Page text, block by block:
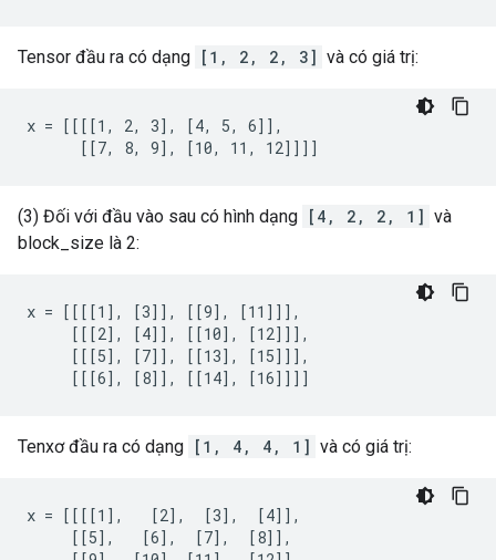
Tensor đầu ra có dạng [1, 2, 2, 3] và có giá trị:
x = [[[[1, 2, 3], [4, 5, 6]],
      [[7, 8, 9], [10, 11, 12]]]]
(3) Đối với đầu vào sau có hình dạng [4, 2, 2, 1] và
block_size là 2:
x = [[[[1], [3]], [[9], [11]]],
     [[[2], [4]], [[10], [12]]],
     [[[5], [7]], [[13], [15]]],
     [[[6], [8]], [[14], [16]]]]
Tenxơ đầu ra có dạng [1, 4, 4, 1] và có giá trị:
x = [[[[1],   [2],  [3],  [4]],
     [[5],   [6],  [7],  [8]],